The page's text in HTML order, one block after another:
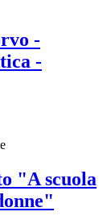
-
-
"A scuola